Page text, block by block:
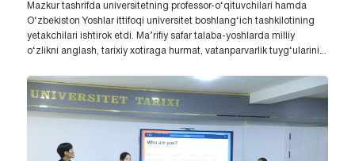
Mazkur tashrifda universitetning professor-o‘qituvchilari hamda
O‘zbekiston Yoshlar ittifoqi universitet boshlang‘ich tashkilotining
yetakchilari ishtirok etdi. Ma’rifiy safar talaba-yoshlarda milliy
o‘zlikni anglash, tarixiy xotiraga hurmat, vatanparvarlik tuyg‘ularini...